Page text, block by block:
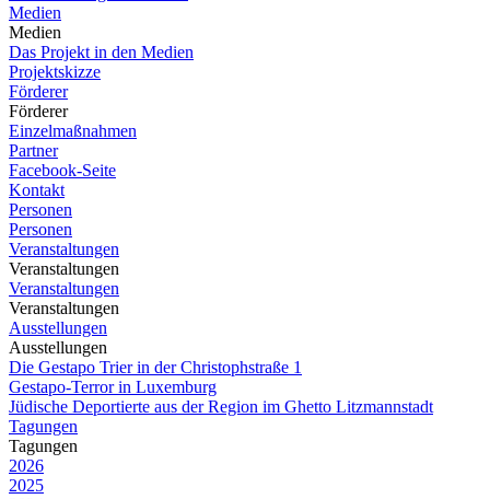
Medien
Medien
Das Projekt in den Medien
Projektskizze
Förderer
Förderer
Einzelmaßnahmen
Partner
Facebook-Seite
Kontakt
Personen
Personen
Veranstaltungen
Veranstaltungen
Veranstaltungen
Veranstaltungen
Ausstellungen
Ausstellungen
Die Gestapo Trier in der Christophstraße 1
Gestapo-Terror in Luxemburg
Jüdische Deportierte aus der Region im Ghetto Litzmannstadt
Tagungen
Tagungen
2026
2025